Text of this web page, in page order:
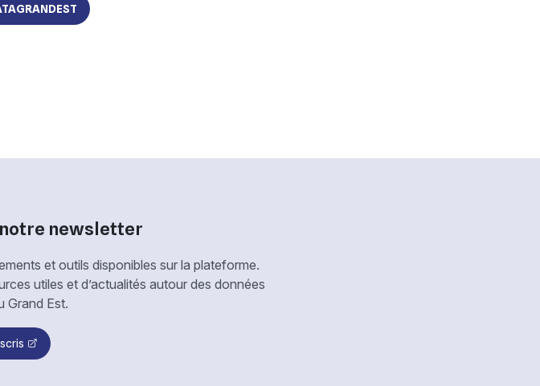
newsletter
et outils disponibles sur la plateforme.
utiles et d’actualités autour des données
Grand Est.